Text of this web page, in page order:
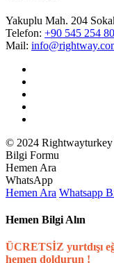
Yakuplu Mah. 204
Telefon: +90 545 254
Mail:
© 2024 Rightwayturkey
Bilgi Formu
Hemen Ara
WhatsApp
Hemen Ara Whatsapp
Hemen Bilgi Alın
ÜCRETSİZ yurtdışı
hemen doldurun !